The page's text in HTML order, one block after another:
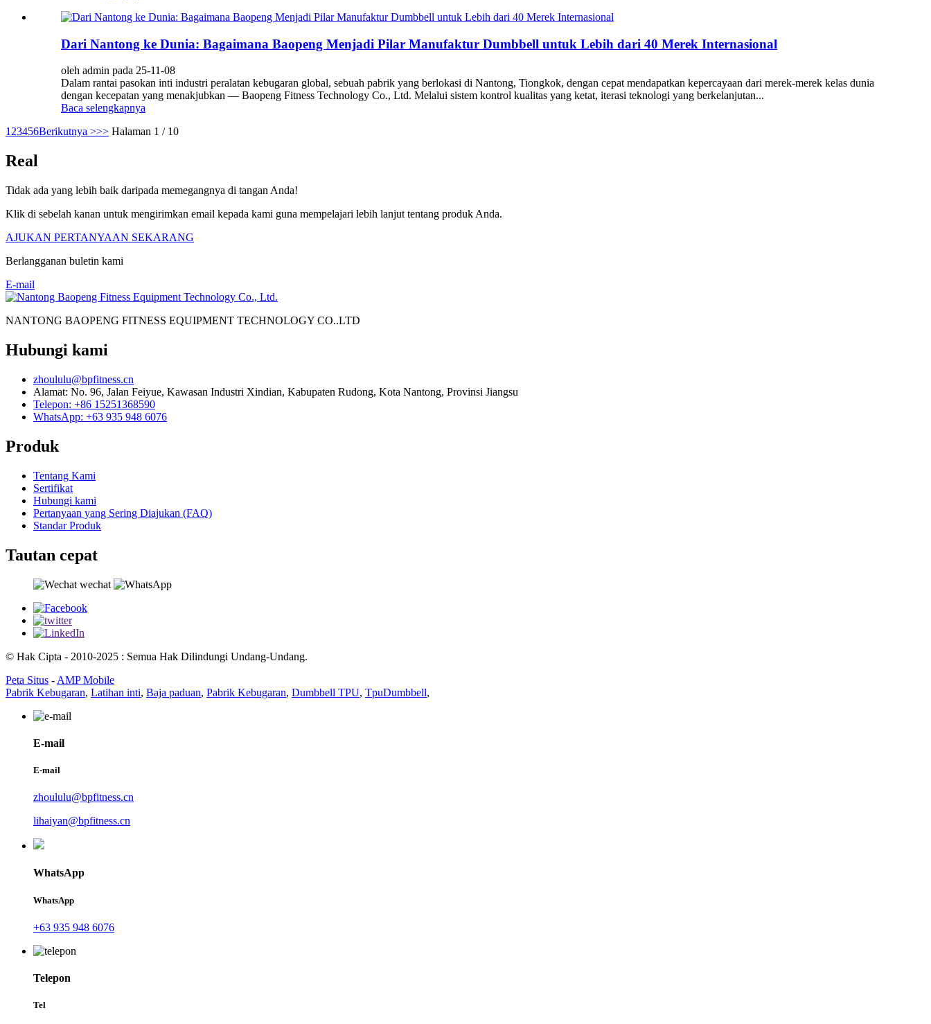
Dari Nantong ke Dunia: Bagaimana Baopeng Menjadi Pilar Manufaktur Dumbbell untuk Lebih dari 40 Merek Internasional
oleh admin pada 25-11-08
Dalam rantai pasokan inti industri peralatan kebugaran global, sebuah pabrik yang berlokasi di Nantong, Tiongkok, dengan cepat mendapatkan kepercayaan dari merek-merek kelas dunia
dengan kecepatan yang menakjubkan — Baopeng Fitness Technology Co., Ltd. Melalui sistem kontrol kualitas yang ketat, iterasi teknologi yang berkelanjutan...
Baca selengkapnya
1 23456Berikutnya >>> Halaman 1 / 10
Real
Tidak ada yang lebih baik daripada memegangnya di tangan Anda!
Klik di sebelah kanan untuk mengirimkan email kepada kami guna mempelajari lebih lanjut tentang produk Anda.
AJUKAN PERTANYAAN SEKARANG
Berlangganan buletin kami
E-mail
NANTONG BAOPENG FITNESS EQUIPMENT TECHNOLOGY CO..LTD
Hubungi kami
zhoululu@bpfitness.cn
Alamat: No. 96, Jalan Feiyue, Kawasan Industri Xindian, Kabupaten Rudong, Kota Nantong, Provinsi Jiangsu
Telepon: +86 15251368590
WhatsApp: +63 935 948 6076
Produk
Tentang Kami
Sertifikat
Hubungi kami
Pertanyaan yang Sering Diajukan (FAQ)
Standar Produk
Tautan cepat
© Hak Cipta - 2010-2025 : Semua Hak Dilindungi Undang-Undang.
Peta Situs - AMP Mobile
Pabrik Kebugaran, Latihan inti, Baja paduan, Pabrik Kebugaran, Dumbbell TPU, TpuDumbbell,
E-mail
E-mail
zhoululu@bpfitness.cn
lihaiyan@bpfitness.cn
WhatsApp
WhatsApp
+63 935 948 6076
Telepon
Tel